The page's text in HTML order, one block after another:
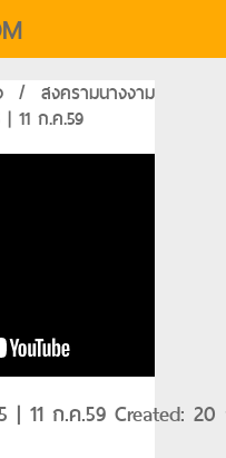
/ สงครามนางงาม
11 ก.ค.59
| 11 ก.ค.59 Created: